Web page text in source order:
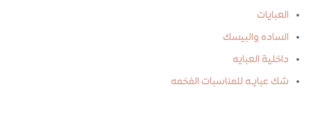
العبايات
الساده والبيسك
داخلية العبايه
شك عبايـه للمناسبات الفخمه